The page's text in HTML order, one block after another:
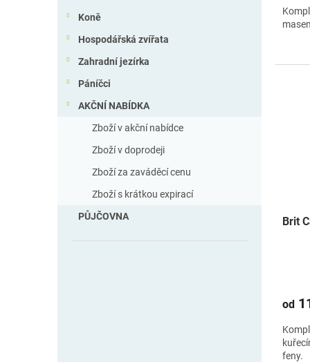
Koně
Hospodářská zvířata
Zahradní jezírka
Páníčci
AKČNÍ NABÍDKA
Zboží v akční nabídce
Zboží v doprodeji
Zboží za zaváděcí cenu
Zboží s krátkou expirací
PŮJČOVNA
Brit
od
feny.